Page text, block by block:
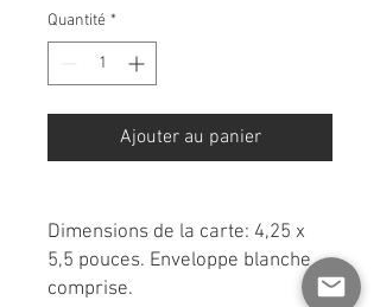
Quantité *
Ajouter au panier
Dimensions de la carte: 4,25 x
5,5 pouces. Enveloppe blanche
comprise.